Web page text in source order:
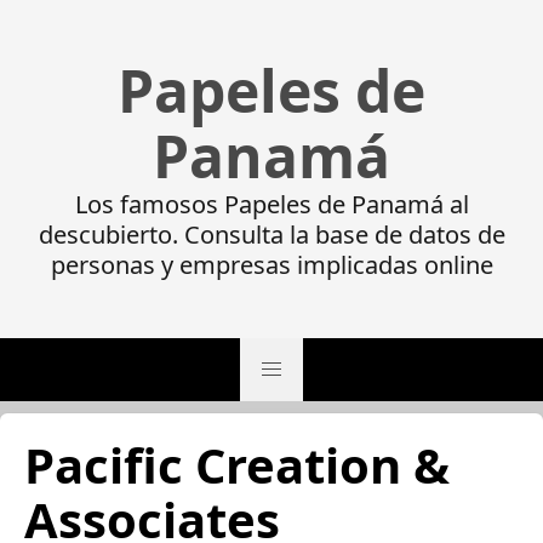
Papeles de
Panamá
Los famosos Papeles de Panamá al
descubierto. Consulta la base de datos de
personas y empresas implicadas online
Pacific Creation &
Associates